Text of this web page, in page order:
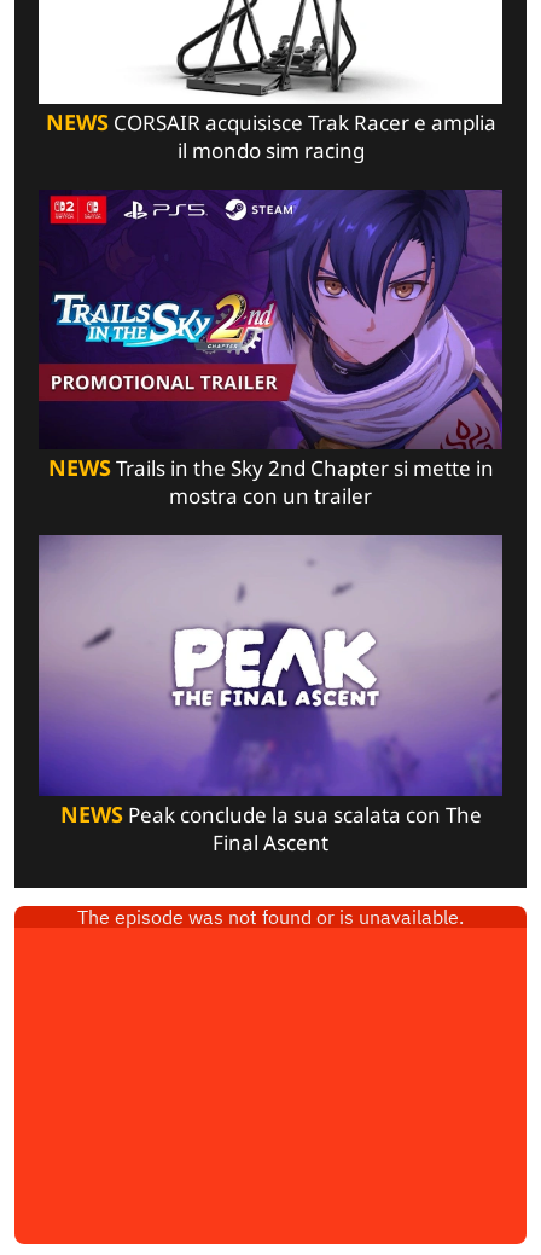
NEWSCORSAIR acquisisce Trak Racer e amplia
il mondo sim racing
NEWSTrails in the Sky 2nd Chapter si mette in
mostra con un trailer
NEWSPeak conclude la sua scalata con The
Final Ascent